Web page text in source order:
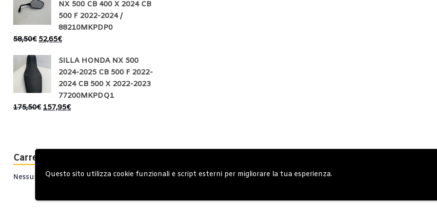
Questo sito utilizza cookie funzionali e script esterni per migliorare la tua esperienza.
NX 500 CB 400 X 2024 CB
500 F 2022-2024 /
88210MKPDP0
58,50€ 52,65€
SILLA HONDA NX 500
2024-2025 CB 500 F 2022-
2024 CB 500 X 2022-2023
77200MKPDQ1
175,50€ 157,95€
Carrello
Nessun prodotto nel carrello.